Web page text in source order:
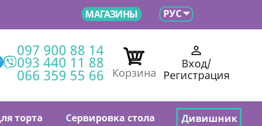
МАГАЗИНЫ РУС
торта Сервировка стола Дивишник
097 900 88 14
093 440 11 88
066 359 55 66 Корзина

Вход/
Регистрация